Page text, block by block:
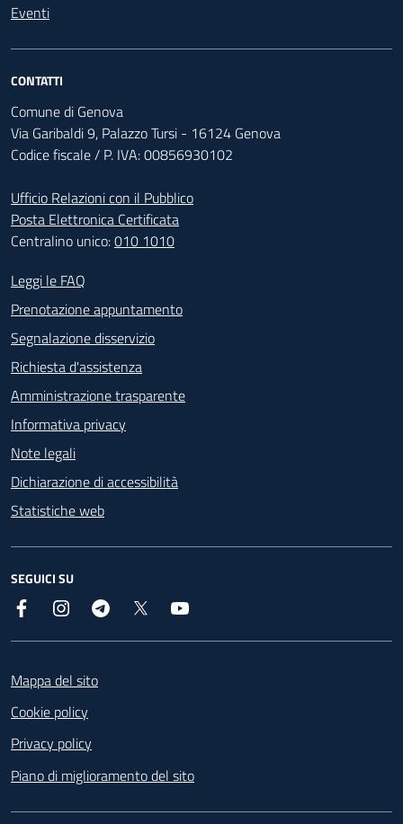
Eventi
CONTATTI
Comune di Genova
Via Garibaldi 9, Palazzo Tursi - 16124 Genova
Codice fiscale / P. IVA: 00856930102
Ufficio Relazioni con il Pubblico
Posta Elettronica Certificata
Centralino unico:010 1010
Footer - Contatti
Leggi le FAQ
Prenotazione appuntamento
Segnalazione disservizio
Richiesta d'assistenza
Amministrazione trasparente
Informativa privacy
Note legali
Dichiarazione di accessibilità
Statistiche web
SEGUICI SU
Facebook InstagramTelegram
Mappa del sito
Cookie policy
Privacy policy
Piano di miglioramento del sito